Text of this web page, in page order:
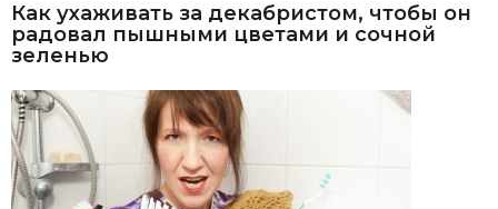
Как ухаживать за декабристом, чтобы он
радовал пышными цветами и сочной
зеленью